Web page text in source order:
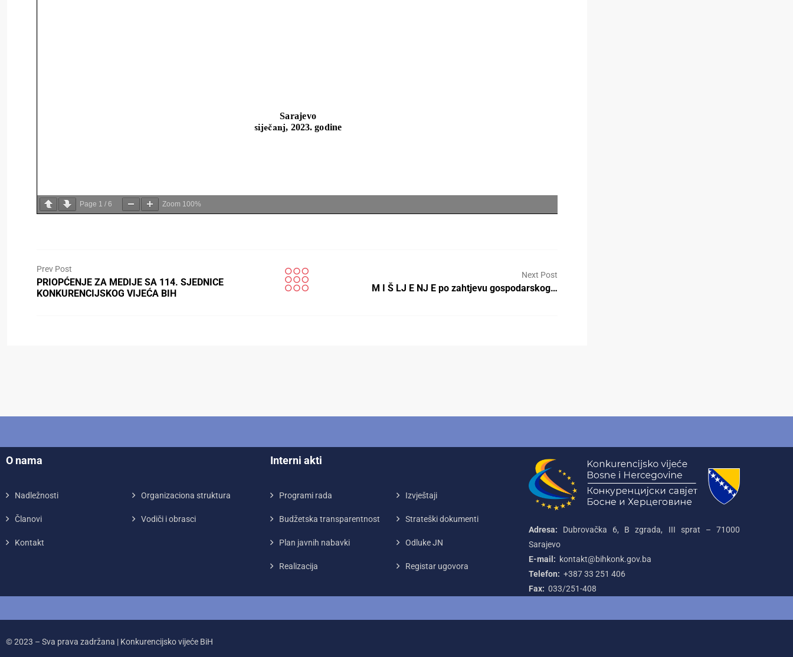
Page 1 / 6 Zoom 100%
Prev Post
PRIOPĆENJE ZA MEDIJE SA 114. SJEDNICE
KONKURENCIJSKOG VIJEĆA BIH
Next Post
M I Š LJ E NJ E po zahtjevu gospodarskog…
O nama
Nadležnosti Organizaciona struktura
Članovi Vodiči i obrasci
Kontakt
Interni akti
Programi rada Izvještaji
Budžetska transparentnost Strateški dokumenti
Plan javnih nabavki Odluke JN
Realizacija Registar ugovora
Adresa: Dubrovačka 6, B zgrada, III sprat – 71000‌
Sarajevo
E-mail: kontakt@bihkonk.gov.ba
Telefon: +387‌ 33‌ 251‌ 406
Fax: 033/251-408
© 2023 – Sva prava zadržana | Konkurencijsko vijeće BiH